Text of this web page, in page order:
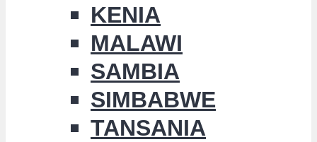
KENIA
MALAWI
SAMBIA
SIMBABWE
TANSANIA